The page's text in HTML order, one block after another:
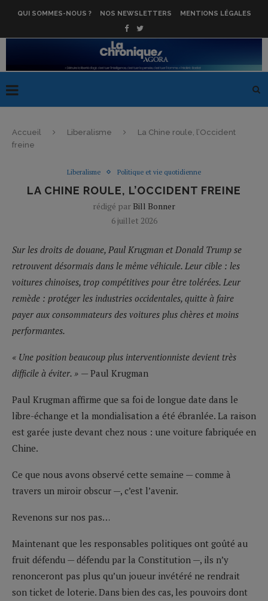
QUI SOMMES-NOUS ? NOS NEWSLETTERS MENTIONS LÉGALES
Accueil Liberalisme
La Chine roule, l’Occident
freine
Liberalisme Politique et vie quotidienne
LA CHINE ROULE, L’OCCIDENT FREINE
rédigé par Bill Bonner
6 juillet 2026
Sur les droits de douane, Paul Krugman et Donald Trump se
retrouvent désormais dans le même véhicule. Leur cible : les
voitures chinoises, trop compétitives pour être tolérées. Leur
remède : protéger les industries occidentales, quitte à faire
payer aux consommateurs des voitures plus chères et moins
performantes.
« Une position beaucoup plus interventionniste devient très
difficile à éviter. » — Paul Krugman
Paul Krugman affirme que sa foi de longue date dans le
libre-échange et la mondialisation a été ébranlée. La raison
est garée juste devant chez nous : une voiture fabriquée en
Chine.
Ce que nous avons observé cette semaine — comme à
travers un miroir obscur —, c’est l’avenir.
Revenons sur nos pas…
Maintenant que les responsables politiques ont goûté au
fruit défendu — défendu par la Constitution —, ils n’y
renonceront pas plus qu’un joueur invétéré ne rendrait
son ticket de loterie. Dans bien des cas, les pouvoirs dont